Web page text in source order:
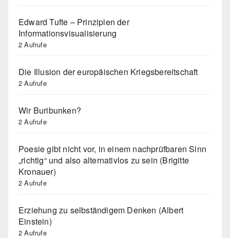
Edward Tufte – Prinzipien der
Informationsvisualisierung
2 Aufrufe
Die Illusion der europäischen Kriegsbereitschaft
2 Aufrufe
Wir Buribunken?
2 Aufrufe
Poesie gibt nicht vor, in einem nachprüfbaren Sinn
„richtig“ und also alternativlos zu sein (Brigitte
Kronauer)
2 Aufrufe
Erziehung zu selbständigem Denken (Albert
Einstein)
2 Aufrufe